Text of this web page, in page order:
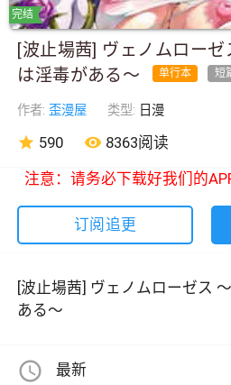
完结
[波止場茜] ヴェノムロー
は淫毒がある〜
单行本 短
作者: 歪漫屋 类型: 日漫
star 590 remove_red_eye 8363阅读
注意：请务必下载好我们的
订阅追更
[波止場茜] ヴェノムローゼス
ある〜
access_time 最新